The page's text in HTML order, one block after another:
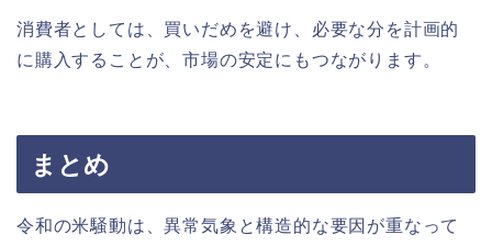
消費者としては、買いだめを避け、必要な分を計画的
に購入することが、市場の安定にもつながります。
まとめ
令和の米騒動は、異常気象と構造的な要因が重なって